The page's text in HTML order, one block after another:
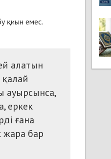
қиын емес.
алатын
қалай
ауырсынса,
еркек
ғана
жара бар